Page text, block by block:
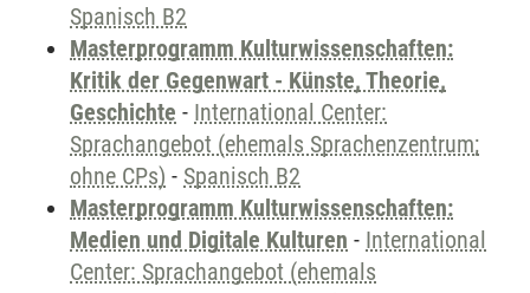
Spanisch B2
Masterprogramm Kulturwissenschaften:
Kritik der Gegenwart - Künste, Theorie,
Geschichte - International Center:
Sprachangebot (ehemals Sprachenzentrum;
ohne CPs) - Spanisch B2
Masterprogramm Kulturwissenschaften:
Medien und Digitale Kulturen - International
Center: Sprachangebot (ehemals